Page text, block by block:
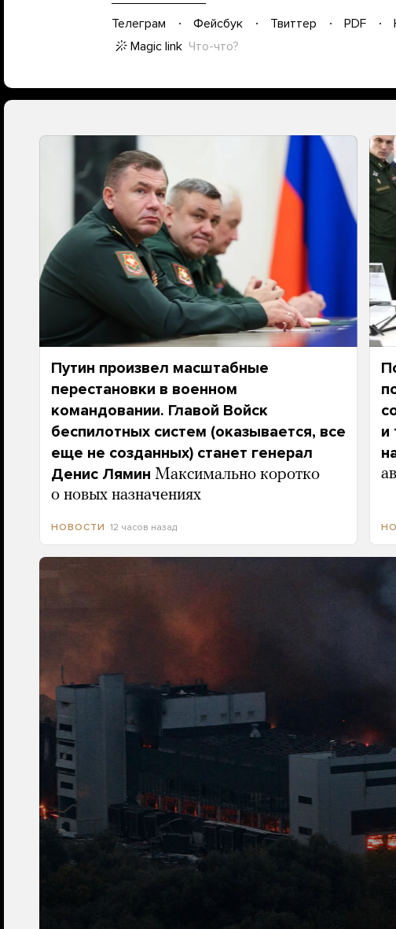
Телеграм Фейсбук Твиттер PDF
Magic link Что-что?
Путин произвел масштабные
перестановки в военном
командовании. Главой Войск
беспилотных систем (оказывается, все
еще не созданных) станет генерал
Денис Лямин Максимально коротко
о новых назначениях
НОВОСТИ 12 часов назад
и